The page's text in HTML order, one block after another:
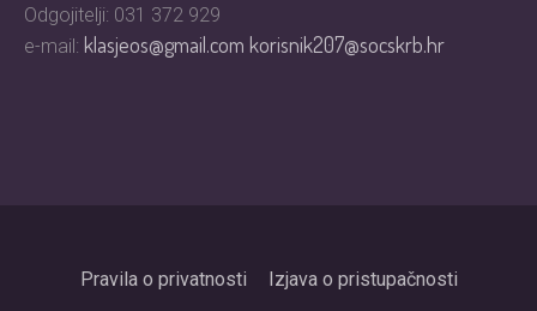
Odgojitelji: 031 372 929
e-mail: klasjeos@gmail.comkorisnik207@socskrb.hr
Pravila o privatnosti Izjava o pristupačnosti